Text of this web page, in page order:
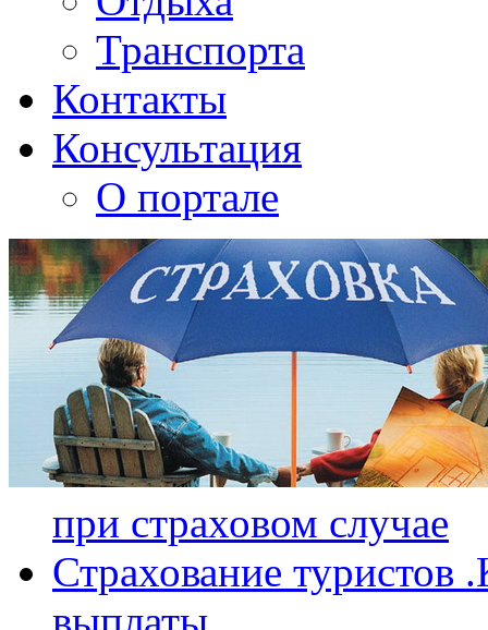
Транспорта
Контакты
Консультация
О портале
при страховом случае
Страхование туристов
выплаты